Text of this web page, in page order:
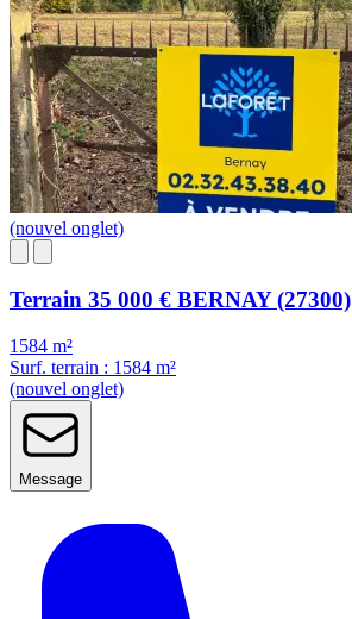
(nouvel onglet)
Terrain 35 000 € BERNAY (27300)
1584 m²
Surf. terrain : 1584 m²
(nouvel onglet)
Message